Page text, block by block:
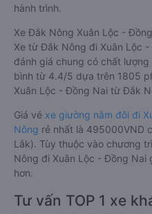
hành trình.
Xe Đắk Nông Xuân Lộc -
Xe từ Đắk Nông đi Xuân Lộc
đánh giá chung có chất
bình từ 4.4/5 dựa trên 1805
Xuân Lộc - Đồng Nai từ Đắk
Giá vé xe giường nằm đôi đi
Nông rẻ nhất là 495000VND
Lắk). Tùy thuộc vào chương
Nông đi Xuân Lộc - Đồng Nai
hơn.
Tư vấn TOP 1 xe